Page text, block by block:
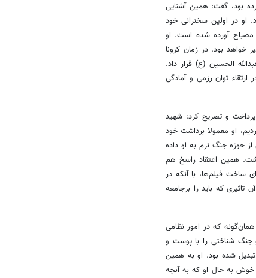
بود، گفت: همین آشنایی
تهیه شود. او در اولین سخنرانی خود
مصباح آورده شده است. او
بود. در زمان کرونا
الحسین (ع) قرار داد.
توان رزمی و آمادگی
و تصریح کرد: شهید
او معمولا برداشت خود
حوزه جنگ نرم به او داده
همین اعتقاد راسخ هم
ساخت فیلم‌ها، با آنکه در
که باید را برجامعه
که در امور نظامی
جنگ شناختی را با پوست و
شده بود. او به همین
خوش به حال او که به آنچه